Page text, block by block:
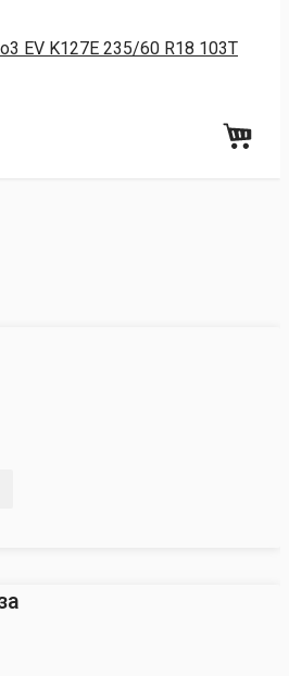
EV K127E 235/60 R18 103T